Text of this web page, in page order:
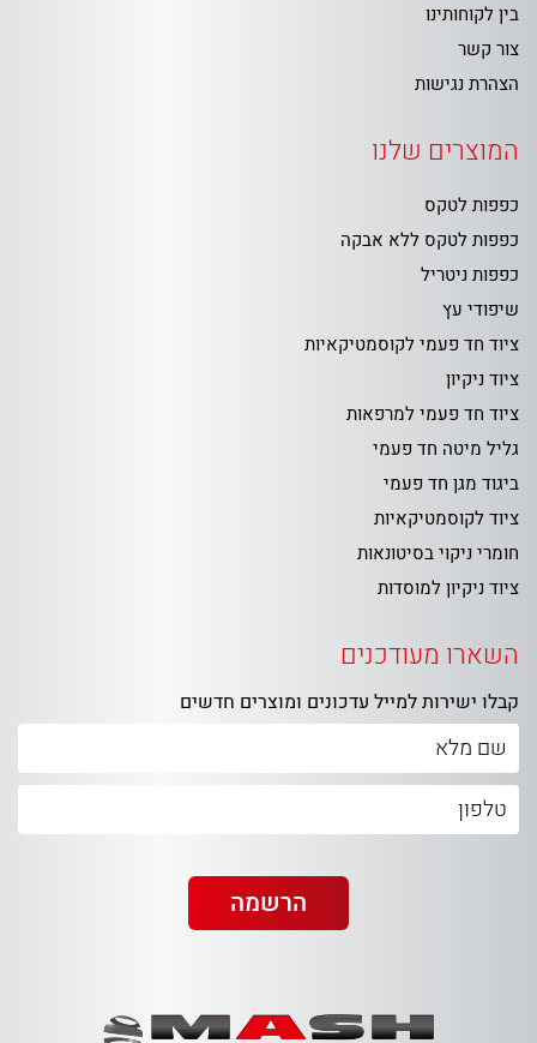
בין לקוחותינו
צור קשר
הצהרת נגישות
המוצרים שלנו
כפפות לטקס
כפפות לטקס ללא אבקה
כפפות ניטריל
שיפודי עץ
ציוד חד פעמי לקוסמטיקאיות
ציוד ניקיון
ציוד חד פעמי למרפאות
גליל מיטה חד פעמי
ביגוד מגן חד פעמי
ציוד לקוסמטיקאיות
חומרי ניקוי בסיטונאות
ציוד ניקיון למוסדות
השארו מעודכנים
קבלו ישירות למייל עדכונים ומוצרים חדשים